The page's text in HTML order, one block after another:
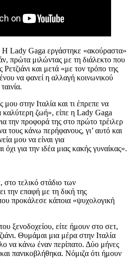
Η Lady Gaga εργάστηκε «ακούραστα»
, πρώτα μιλώντας με τη διάλεκτο που
Ρετζιάνι και μετά «με τον τρόπο της
να φανεί η αλλαγή κοινωνικού
στην Ιταλία και τι έπρεπε να
καλύτερη ζωή», είπε η Lady Gaga
την προφορά της στο πρώτο τρέιλερ
τους κάνω περήφανους, γι’ αυτό και
μου να είναι για
όχι για την ιδέα μιας κακής γυναίκας».
τελικό στάδιο των
την επαφή με τη δική της
προκάλεσε κάποια «ψυχολογική
ξενοδοχείου, είτε ήμουν στο σετ,
Θυμάμαι μια μέρα στην Ιταλία
να κάνω έναν περίπατο. Δύο μήνες
πανικοβλήθηκα. Νόμιζα ότι ήμουν